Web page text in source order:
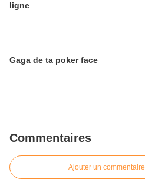
ligne
Gaga de ta poker face
Commentaires
Ajouter un commentaire